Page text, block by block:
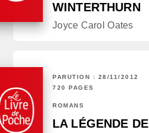
WINTERTHURN
Joyce Carol Oates
PARUTION : 28/11/2012
720 PAGES
ROMANS
LA LÉGENDE DE